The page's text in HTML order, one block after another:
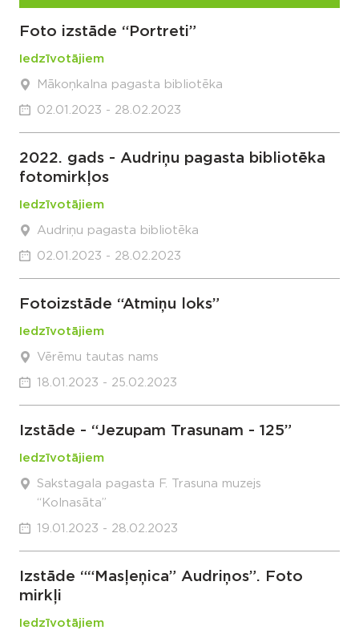
Foto izstāde “Portreti”
Iedzīvotājiem
Mākoņkalna pagasta bibliotēka
02.01.2023 - 28.02.2023
2022. gads - Audriņu pagasta bibliotēka
fotomirkļos
Iedzīvotājiem
Audriņu pagasta bibliotēka
02.01.2023 - 28.02.2023
Fotoizstāde “Atmiņu loks”
Iedzīvotājiem
Vērēmu tautas nams
18.01.2023 - 25.02.2023
Izstāde - “Jezupam Trasunam - 125”
Iedzīvotājiem
Sakstagala pagasta F. Trasuna muzejs
“Kolnasāta”
19.01.2023 - 28.02.2023
Izstāde ““Masļeņica” Audriņos”. Foto
mirkļi
Iedzīvotājiem